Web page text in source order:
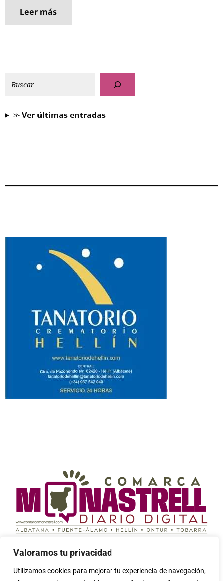
Valoramos tu privacidad
Utilizamos cookies para mejorar tu experiencia de navegación,
Leer más
⪼ 𝗩𝗲𝗿 𝘂́𝗹𝘁𝗶𝗺𝗮𝘀 𝗲𝗻𝘁𝗿𝗮𝗱𝗮𝘀
sobre todo lo que ocurre en la Comarca Campos de
Hellín (Albatana, Fuente-Álamo, Hellín, Ontur y Tobarra)
¿Cómo calificarías tu experiencia?
Seleccione